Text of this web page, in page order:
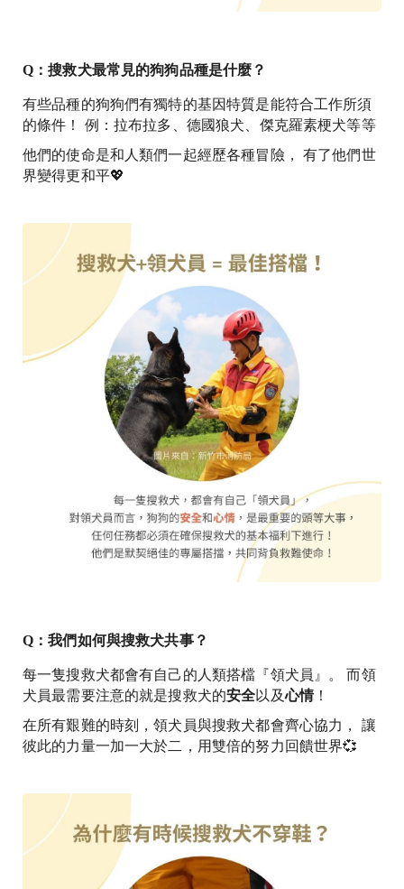
Q：搜救犬最常見的狗狗品種是什麼？
有些品種的狗狗們有獨特的基因特質是能符合工作所須
的條件！ 例：拉布拉多、德國狼犬、傑克羅素梗犬等等
他們的使命是和人類們一起經歷各種冒險， 有了他們世
界變得更和平💖
Q：我們如何與搜救犬共事？
每一隻搜救犬都會有自己的人類搭檔『領犬員』。 而領
犬員最需要注意的就是搜救犬的安全以及心情！
在所有艱難的時刻，領犬員與搜救犬都會齊心協力， 讓
彼此的力量一加一大於二，用雙倍的努力回饋世界💞